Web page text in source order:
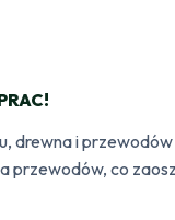
drewna i przewodów
przewodów, co